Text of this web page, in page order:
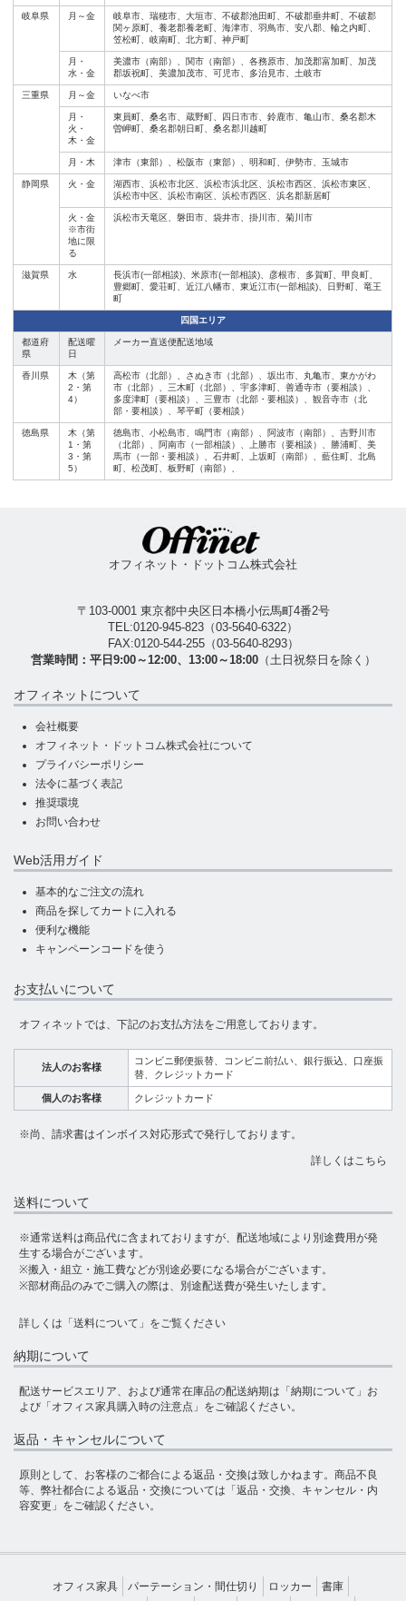
岐阜県 月～金
岐阜市、瑞穂市、大垣市、不破郡池田町、不破郡垂井町、不破郡
関ヶ原町、養老郡養老町、海津市、羽鳥市、安八郡、輪之内町、
笠松町、岐南町、北方町、神戸町
月・
水・金
美濃市（南部）、関市（南部）、各務原市、加茂郡富加町、加茂
郡坂祝町、美濃加茂市、可児市、多治見市、土岐市
三重県 月～金 いなべ市
月・
火・
木・金
東員町、桑名市、蔵野町、四日市市、鈴鹿市、亀山市、桑名郡木
曽岬町、桑名郡朝日町、桑名郡川越町
月・木 津市（東部）、松阪市（東部）、明和町、伊勢市、玉城市
静岡県 火・金
湖西市、浜松市北区、浜松市浜北区、浜松市西区、浜松市東区、
浜松市中区、浜松市南区、浜松市西区、浜名郡新居町
火・金
※市街
地に限
る
浜松市天竜区、磐田市、袋井市、掛川市、菊川市
滋賀県 水
長浜市(一部相談)、米原市(一部相談)、彦根市、多賀町、甲良町、
豊郷町、愛荘町、近江八幡市、東近江市(一部相談)、日野町、竜王
町
四国エリア
都道府
県
配送曜
日
メーカー直送便配送地域
香川県
木（第
2・第
4）
高松市（北部）、さぬき市（北部）、坂出市、丸亀市、東かがわ
市（北部）、三木町（北部）、宇多津町、善通寺市（要相談）、
多度津町（要相談）、三豊市（北部・要相談）、観音寺市（北
部・要相談）、琴平町（要相談）
徳島県
木（第
1・第
3・第
5）
徳島市、小松島市、鳴門市（南部）、阿波市（南部）、吉野川市
（北部）、阿南市（一部相談）、上勝市（要相談）、勝浦町、美
馬市（一部・要相談）、石井町、上坂町（南部）、藍住町、北島
町、松茂町、板野町（南部）、
オフィネット・ドットコム株式会社
〒103-0001 東京都中央区日本橋小伝馬町4番2号
TEL:0120-945-823 （03-5640-6322）
FAX:0120-544-255（03-5640-8293）
営業時間：平日9:00～12:00、13:00～18:00（土日祝祭日を除く）
オフィネットについて
会社概要
オフィネット・ドットコム株式会社について
プライバシーポリシー
法令に基づく表記
推奨環境
お問い合わせ
Web活用ガイド
基本的なご注文の流れ
商品を探してカートに入れる
便利な機能
キャンペーンコードを使う
お支払いについて
オフィネットでは、下記のお支払方法をご用意しております。
法人のお客様
コンビニ郵便振替、コンビニ前払い、銀行振込、口座振
替、クレジットカード
個人のお客様 クレジットカード
※尚、請求書はインボイス対応形式で発行しております。
詳しくはこちら
送料について
※通常送料は商品代に含まれておりますが、配送地域により別途費用が発
生する場合がございます。
※搬入・組立・施工費などが別途必要になる場合がございます。
※部材商品のみでご購入の際は、別途配送費が発生いたします。
詳しくは 「送料について」 をご覧ください
納期について
配送サービスエリア、および通常在庫品の配送納期は 「納期について」 お
よび 「オフィス家具購入時の注意点」 をご確認ください。
返品・キャンセルについて
原則として、お客様のご都合による返品・交換は致しかねます。商品不良
等、弊社都合による返品・交換については 「返品・交換、キャンセル・内
容変更」 をご確認ください。
オフィス家具 パーテーション・間仕切り ロッカー
書庫